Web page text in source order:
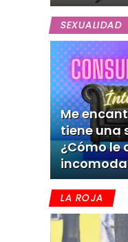
SEXUALIDAD
Me
tiene una
¿Cómo le
LA ROJA